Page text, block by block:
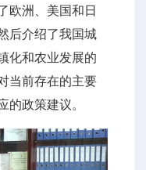
欧洲、美国和日
后介绍了我国城
化和农业发展的
当前存在的主要
的政策建议。